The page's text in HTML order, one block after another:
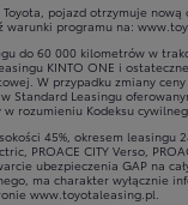
pojazd otrzymuje
warunki programu na:
do 60 000 kilometrów w
KINTO ONE i
W przypadku zmiany
Leasingu
rozumieniu Kodeksu
45%, okresem leasingu
PROACE CITY Verso,
ubezpieczenia GAP na
ma charakter wyłącznie
www.toyotaleasing.pl.